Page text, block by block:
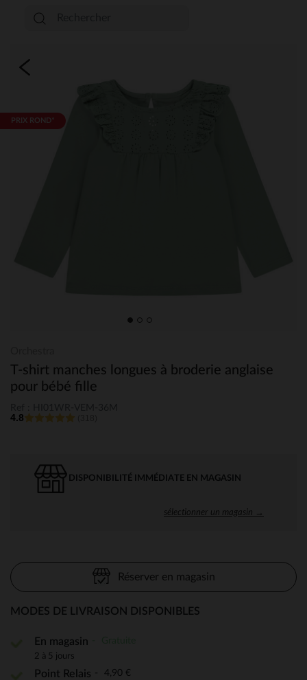
PRIX ROND*
T-shirt manches longues à broderie anglaise
pour bébé fille
4.8
DISPONIBILITÉ IMMÉDIATE EN MAGASIN
sélectionner un magasin →
Réserver en magasin
MODES DE LIVRAISON DISPONIBLES
En magasin
2 à 5 jours
Point Relais 4,90 €